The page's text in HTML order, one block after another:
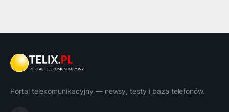
Portal telekomunikacyjny — newsy, testy i baza telefonów.